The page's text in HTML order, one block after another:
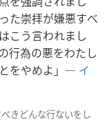
た崇拝が嫌悪すべ
こう言われまし
行為の悪をわたし
をやめよ」― イ
きどんな行ないをし